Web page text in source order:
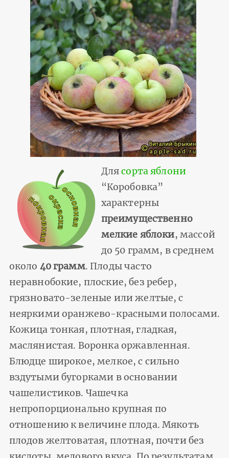
Длясорта яблони
“Коробовка”
характерны
преимущественно
мелкие яблоки, массой
до 50 грамм, в среднем
около 40 грамм. Плоды часто
неравнобокие, плоские, без ребер,
грязновато-зеленые или желтые, с
неяркими оранжево-красными полосами.
Кожица тонкая, плотная, гладкая,
маслянистая. Воронка оржавленная.
Блюдце широкое, мелкое, с сильно
вздутыми бугорками в основании
чашелистиков. Чашечка
непропорционально крупная по
отношению к величине плода. Мякоть
плодов желтоватая, плотная, почти без